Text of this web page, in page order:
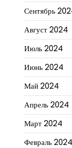
Сентябрь
Август 2024
Июль 2024
Июнь 2024
Май 2024
Апрель 2024
Март 2024
Февраль 2024